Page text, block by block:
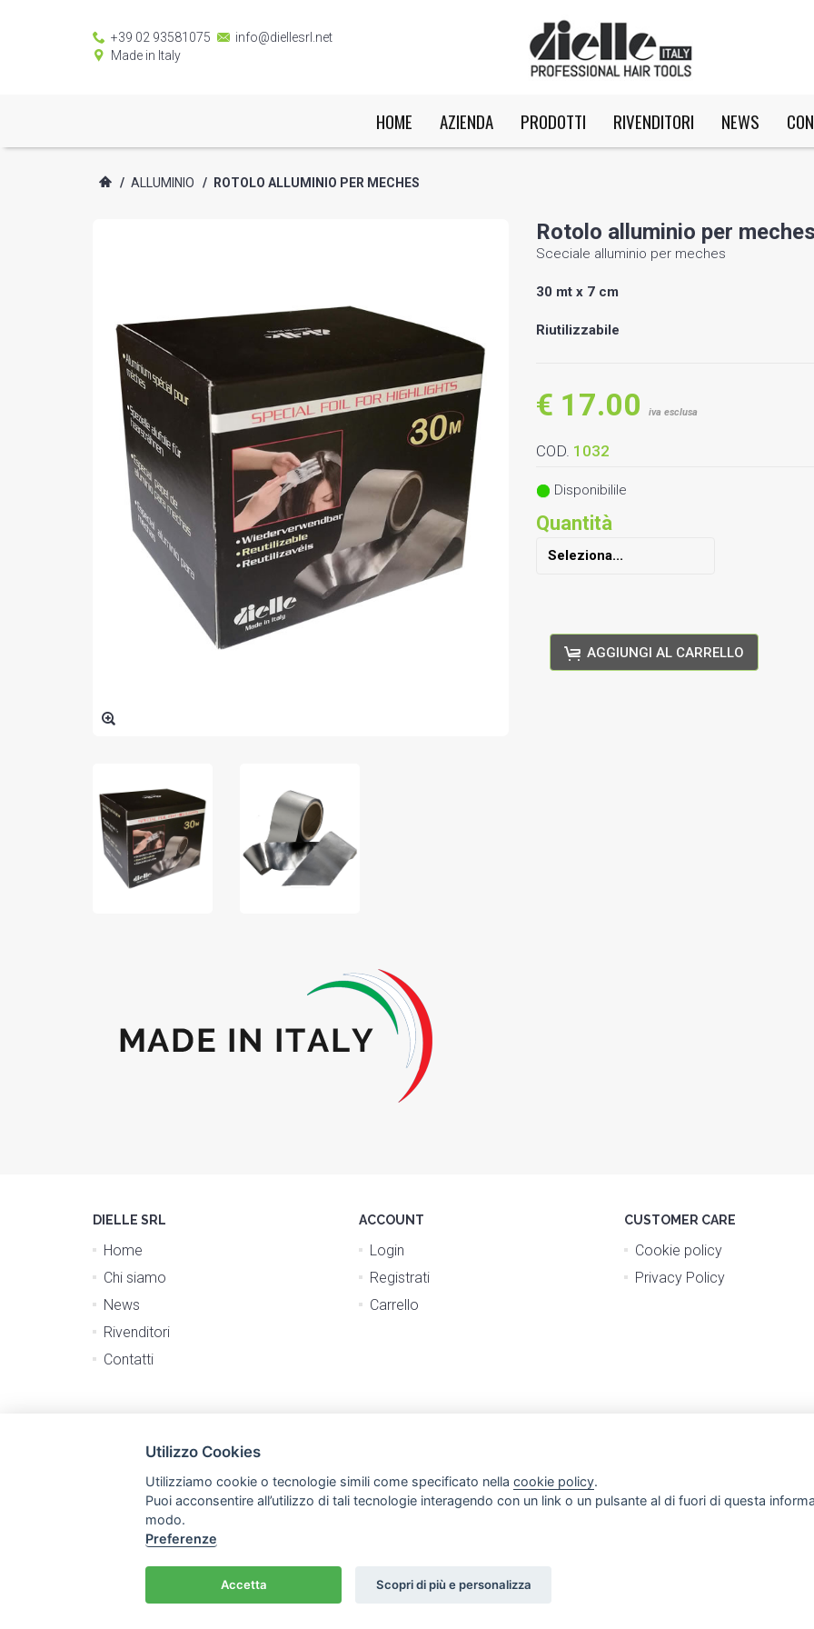
+39 02 93581075
info@diellesrl.net
Made in Italy
HOME AZIENDA PRODOTTI RIVENDITORI NEWS
/ ALLUMINIO / ROTOLO ALLUMINIO PER MECHES
Rotolo alluminio per meches
Sceciale alluminio per meches
30 mt x 7 cm
Riutilizzabile
€ 17.00 iva esclusa
COD. 1032
Disponibilile
Quantità
AGGIUNGI AL CARRELLO
DIELLE SRL
Home
Chi siamo
News
Rivenditori
Contatti
ACCOUNT
Login
Registrati
Carrello
CUSTOMER CARE
Cookie policy
Privacy Policy
Utilizzo Cookies
Utilizziamo cookie o tecnologie simili come specificato nella cookie policy.
Puoi acconsentire all’utilizzo di tali tecnologie interagendo con un link o un pulsante al di fuori di questa
modo.
Preferenze
Accetta Scopri di più e personalizza